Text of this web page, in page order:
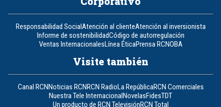
Responsabilidad SocialAtención al clienteAtención al inversionista
Informe de sostenibilidadCódigo de autorregulación
Ventas InternacionalesLínea ÉticaPrensa RCNOBA
Visite también
Canal RCNNoticias RCNRCN RadioLa RepúblicaRCN Comerciales
Nuestra Tele InternacionalNovelasFidesTDT
Un producto de RCN TelevisiónRCN Total